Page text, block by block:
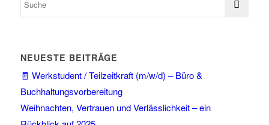
NEUESTE BEITRÄGE
🧾 Werkstudent / Teilzeitkraft (m/w/d) – Büro &
Buchhaltungsvorbereitung
Weihnachten, Vertrauen und Verlässlichkeit – ein